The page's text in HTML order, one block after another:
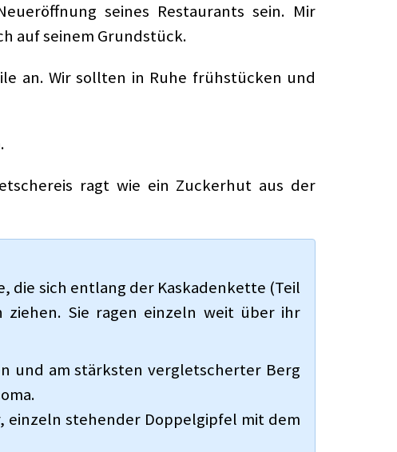
seines Restaurants sein. Mir
auf seinem Grundstück.
an. Wir sollten in Ruhe frühstücken und
ragt wie ein Zuckerhut aus der
die sich entlang der Kaskadenkette (Teil
ziehen. Sie ragen einzeln weit über ihr
und am stärksten vergletscherter Berg
einzeln stehender Doppelgipfel mit dem